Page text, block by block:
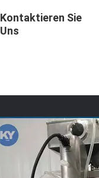
Kontaktieren Sie
Uns